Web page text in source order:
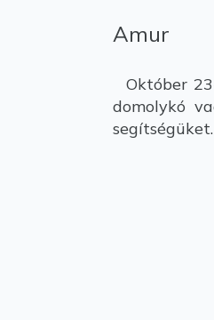
Amur
Október
domolykó